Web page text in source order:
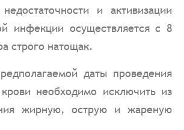
и активизации
инфекции осуществляется с 8
строго натощак.
даты проведения
необходимо исключить из
жирную, острую и жареную